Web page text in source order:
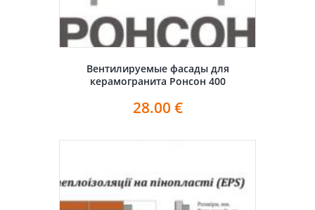
Вентилируемые фасады для
керамогранита Ронсон 400
28.00 €